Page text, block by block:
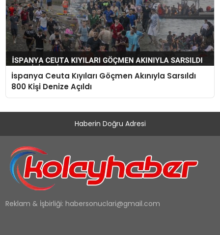
İspanya Ceuta Kıyıları Göçmen Akınıyla Sarsıldı
800 Kişi Denize Açıldı
Haberin Doğru Adresi
Reklam & İşbirliği: habersonuclari@gmail.com